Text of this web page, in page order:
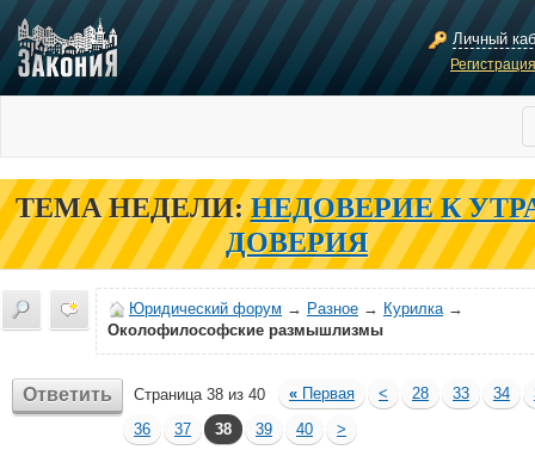
Личный
ТЕМА НЕДЕЛИ: НЕДОВЕРИЕ К
ДОВЕРИЯ
Юридический форум → Разное → Курилка→
Околофилософские размышлизмы
Ответить Страница 38 из 40 « Первая < 28 33 34
36
37 38 39 40 >